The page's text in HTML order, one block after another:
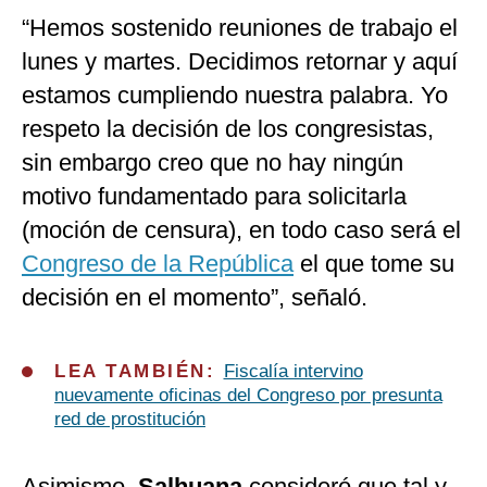
“Hemos sostenido reuniones de trabajo el
lunes y martes. Decidimos retornar y aquí
estamos cumpliendo nuestra palabra. Yo
respeto la decisión de los congresistas,
sin embargo creo que no hay ningún
motivo fundamentado para solicitarla
(moción de censura), en todo caso será el
Congreso de la Repúblicael que tome su
decisión en el momento”, señaló.
LEA TAMBIÉN:
Fiscalía intervino
nuevamente oficinas del Congreso por presunta
red de prostitución